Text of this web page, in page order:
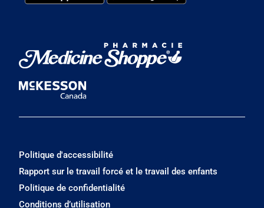
Politique d'accessibilité
Rapport sur le travail forcé et le travail des enfants
Politique de confidentialité
Conditions d’utilisation